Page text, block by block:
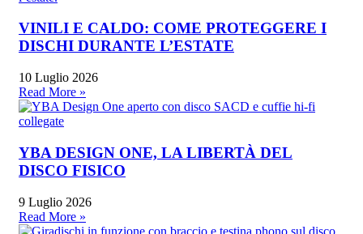
VINILI E CALDO: COME PROTEGGERE I
DISCHI DURANTE L’ESTATE
10 Luglio 2026
Read More »
YBA DESIGN ONE, LA LIBERTÀ DEL
DISCO FISICO
9 Luglio 2026
Read More »